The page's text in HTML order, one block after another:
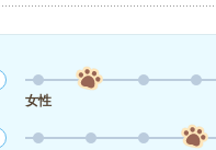
女性